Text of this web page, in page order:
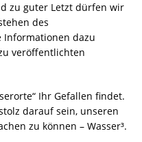
zu guter Letzt dürfen wir
des
Informationen dazu
veröffentlichten
Ihr Gefallen findet.
darauf sein, unseren
zu können – Wasser³.